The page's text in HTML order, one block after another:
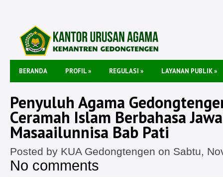
BERANDA PROFIL» REGULASI » LAYANAN PUBLIK»
Penyuluh Agama
Ceramah Islam Berbahasa
Masaailunnisa Bab Pati
Posted by KUA Gedongtengen on Sabtu,
No comments